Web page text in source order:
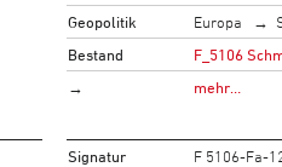
Geopolitik
Europa
Bestand
F_5106
→
mehr…
Signatur
F 5106-Fa-